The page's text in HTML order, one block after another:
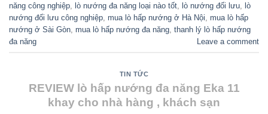
năng công nghiệp lò nướng đa năng loại nào tốt lò nướng đối lưu lò
nướng đối lưu công nghiệp mua lò hấp nướng ở Hà Nội mua lò hấp
nướng ở Sài Gòn mua lò hấp nướng đa năng thanh lý lò hấp nướng
đa năng
Leave a comment
TIN TỨC
REVIEW lò hấp nướng đa năng Eka 11
khay cho nhà hàng , khách sạn